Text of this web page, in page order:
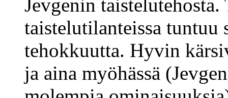
Jevgenin
taistelutilanteissa
tehokkuutta. Hyvin
ja aina myöhässä